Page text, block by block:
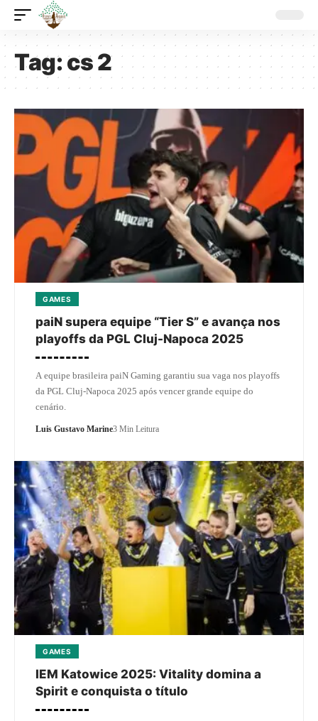
Tag:cs 2
GAMES
paiN supera equipe “Tier S” e avança nos
playoffs da PGL Cluj-Napoca 2025
A equipe brasileira paiN Gaming garantiu sua vaga nos playoffs
da PGL Cluj-Napoca 2025 após vencer grande equipe do
cenário.
Luis Gustavo Marine3 Min Leitura
GAMES
IEM Katowice 2025: Vitality domina a
Spirit e conquista o título